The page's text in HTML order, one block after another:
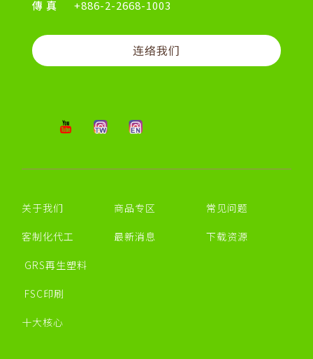
傳真
+886-2-2668-1003
连络我们
关于我们
客制化代工
GRS再生塑料
FSC印刷
十大核心
商品专区
最新消息
常见问题
下载资源